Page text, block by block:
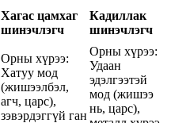
Хагас цамхаг
шинэчлэгч
Кадиллак
шинэчлэгч
Орны хүрээ:
Хатуу мод
(жишээлбэл,
агч, царс),
зэвэрдэггүй ган
Орны хүрээ:
Удаан
эдэлгээтэй
мод (жишээ
нь, царс),